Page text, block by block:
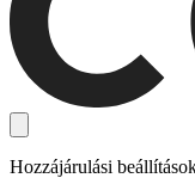
Hozzájárulási